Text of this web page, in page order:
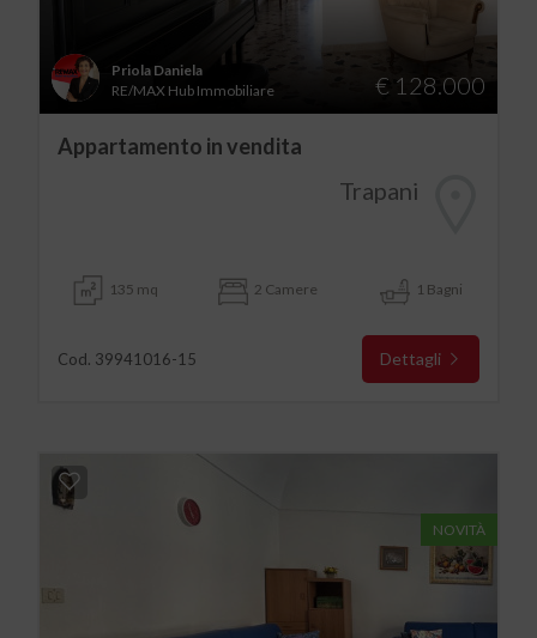
Priola Daniela
RE/MAX Hub Immobiliare
€ 128.000
Appartamento in vendita
Trapani
135 mq 2 Camere 1 Bagni
Cod. 39941016-15 Dettagli
NOVITÀ